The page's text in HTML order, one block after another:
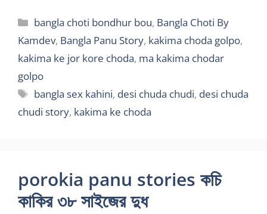
Categories
bangla choti bondhur bou, Bangla Choti By
Kamdev, Bangla Panu Story, kakima choda golpo,
kakima ke jor kore choda, ma kakima chodar
golpo
Tags
bangla sex kahini, desi chuda chudi, desi chuda
chudi story, kakima ke choda
porokia panu stories কচি
কাকির ৩৮ সাইজের দুধ